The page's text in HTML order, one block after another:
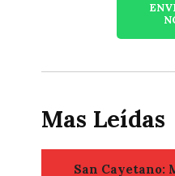
Mas Leídas